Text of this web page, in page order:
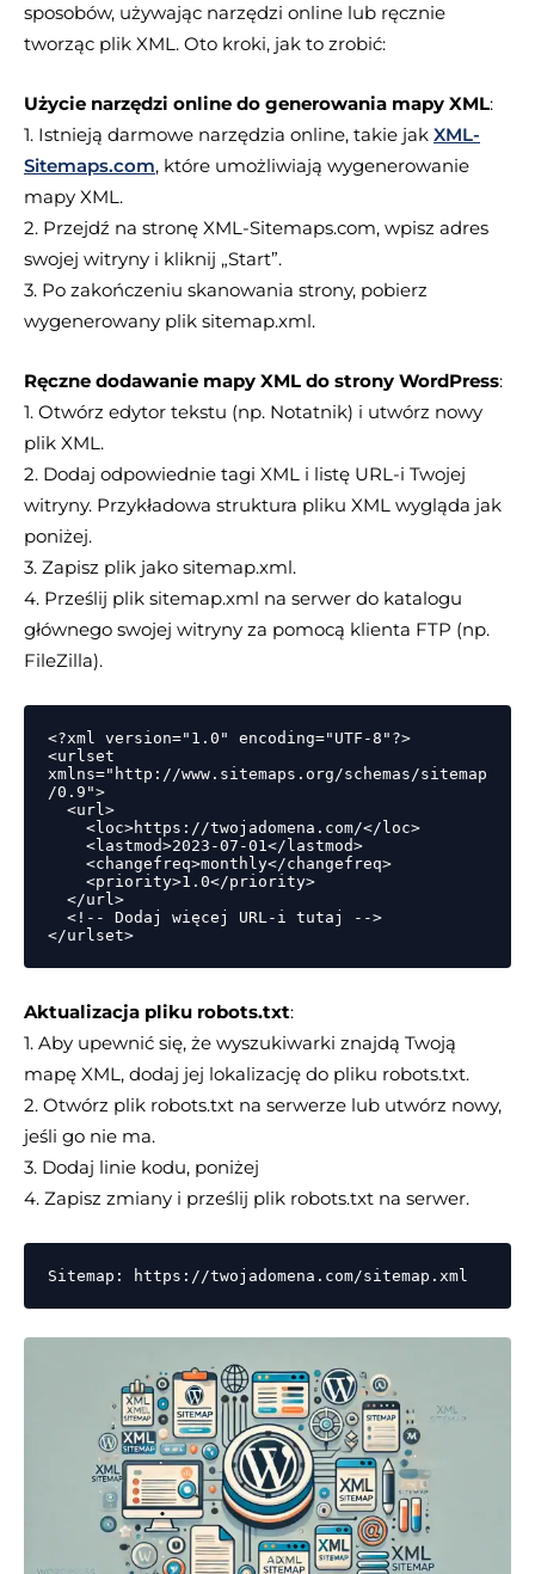
sposobów, używając narzędzi online lub ręcznie
tworząc plik XML. Oto kroki, jak to zrobić:
Użycie narzędzi online do generowania mapy XML:
1. Istnieją darmowe narzędzia online, takie jak XML-
Sitemaps.com, które umożliwiają wygenerowanie
mapy XML.
2. Przejdź na stronę XML-Sitemaps.com, wpisz adres
swojej witryny i kliknij „Start”.
3. Po zakończeniu skanowania strony, pobierz
wygenerowany plik sitemap.xml.
Ręczne dodawanie mapy XML do strony WordPress:
1. Otwórz edytor tekstu (np. Notatnik) i utwórz nowy
plik XML.
2. Dodaj odpowiednie tagi XML i listę URL-i Twojej
witryny. Przykładowa struktura pliku XML wygląda jak
poniżej.
3. Zapisz plik jako sitemap.xml.
4. Prześlij plik sitemap.xml na serwer do katalogu
głównego swojej witryny za pomocą klienta FTP (np.
FileZilla).
<?xml version="1.0" encoding="UTF-8"?>
<urlset
xmlns="http://www.sitemaps.org/schemas/sitemap
/0.9">
Aktualizacja pliku robots.txt:
1. Aby upewnić się, że wyszukiwarki znajdą Twoją
mapę XML, dodaj jej lokalizację do pliku robots.txt.
2. Otwórz plik robots.txt na serwerze lub utwórz nowy,
jeśli go nie ma.
3. Dodaj linie kodu, poniżej
4. Zapisz zmiany i prześlij plik robots.txt na serwer.
Sitemap: https://twojadomena.com/sitemap.xml